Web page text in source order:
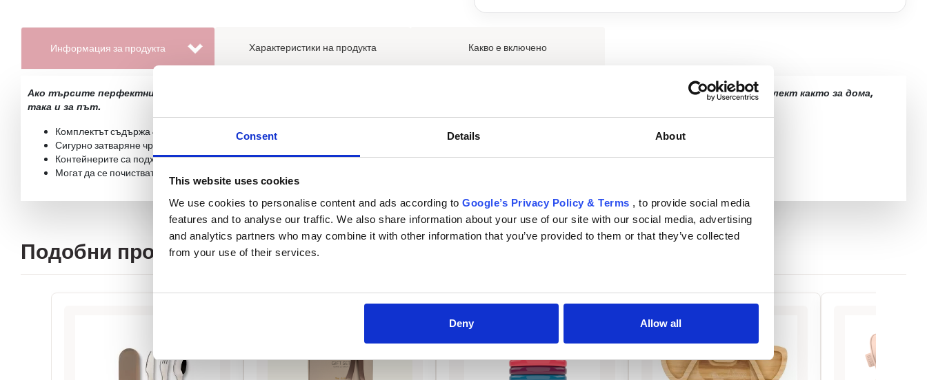
Consent Details About
This website uses cookies
We use cookies to personalise content and ads according to Google’s Privacy Policy & Terms , to provide social media
features and to analyse our traffic. We also share information about your use of our site with our social media, advertising
and analytics partners who may combine it with other information that you’ve provided to them or that they’ve collected
from your use of their services.
Deny Allow all
Информация за продукта Характеристики на продукта Какво е включено
Ако търсите перфектните контейнери за съхранение на бебешка храна, вие сте на правилното място, защото Babymoov създаде идеалния комплект както за дома,
така и за път.
Комплектът съдържа 4 контейнера с вместимост 120 ml всеки;
Сигурно затваряне чрез завинтване на капачката;
Контейнерите са подходящи за използване в микровълнова фурна и съхранение във фризер;
Могат да се почистват в съдомиялна машина.
Подобни продукти